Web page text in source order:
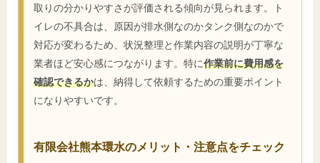
取りの分かりやすさが評価される傾向が見られます。ト
イレの不具合は、原因が排水側なのかタンク側なのかで
対応が変わるため、状況整理と作業内容の説明が丁寧な
業者ほど安心感につながります。特に作業前に費用感を
確認できるかは、納得して依頼するための重要ポイント
になりやすいです。
有限会社熊本環水のメリット・注意点をチェック